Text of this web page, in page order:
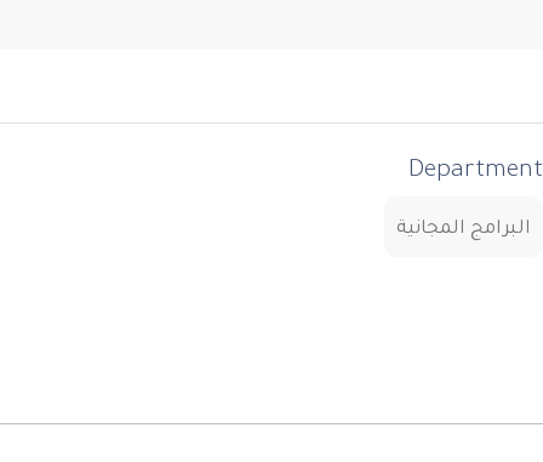
Department
البرامج المجانية